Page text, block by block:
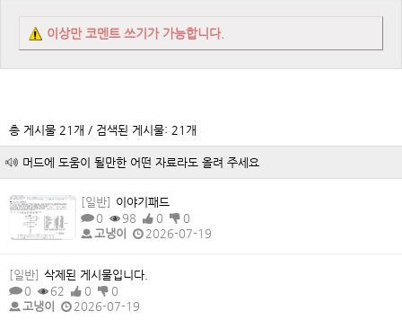
이상만 코멘트 쓰기가 가능합니다.
총 게시물 21개 / 검색된 게시물: 21개
머드에 도움이 될만한 어떤 자료라도 올려 주세요
[일반] 이야기패드
0
98 0
0
고냉이
2026-07-19
[일반] 삭제된 게시물입니다.
0
62 0
0
고냉이
2026-07-19